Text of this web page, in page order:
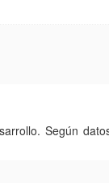
Según